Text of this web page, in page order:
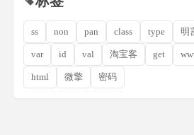
ss non pan class type 明
var id val 淘宝客 get
html 微擎 密码